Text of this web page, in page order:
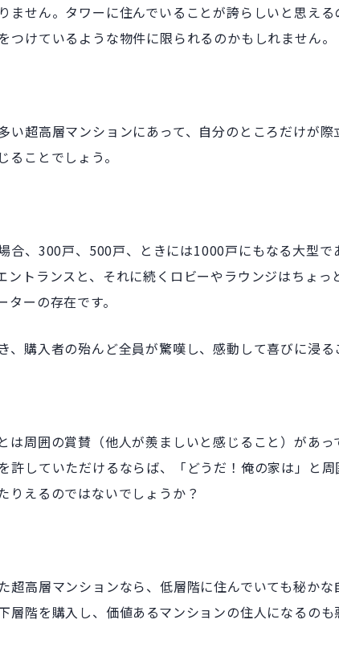
ません。タワーに住んでいることが誇らしいと思え
つけているような物件に限られるのかもしれません。
い超高層マンションにあって、自分のところだけが
ことでしょう。
合、300戸、500戸、ときには1000戸にもなる大型で
ントランスと、それに続くロビーやラウンジはちょ
ーの存在です。
、購入者の殆んど全員が驚嘆し、感動して喜びに浸る
は周囲の賞賛（他人が羨ましいと感じること）があ
許していただけるならば、「どうだ！俺の家は」と
りえるのではないでしょうか？
超高層マンションなら、低層階に住んでいても秘か
層階を購入し、価値あるマンションの住人になるのも